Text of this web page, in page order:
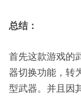
总结：
首先这款游戏的
器切换功能，转
型武器。并且因